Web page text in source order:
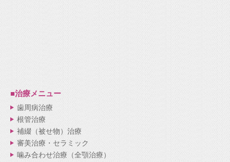
■治療メニュー
歯周病治療
根管治療
補綴（被せ物）治療
審美治療・セラミック
噛み合わせ治療（全顎治療）